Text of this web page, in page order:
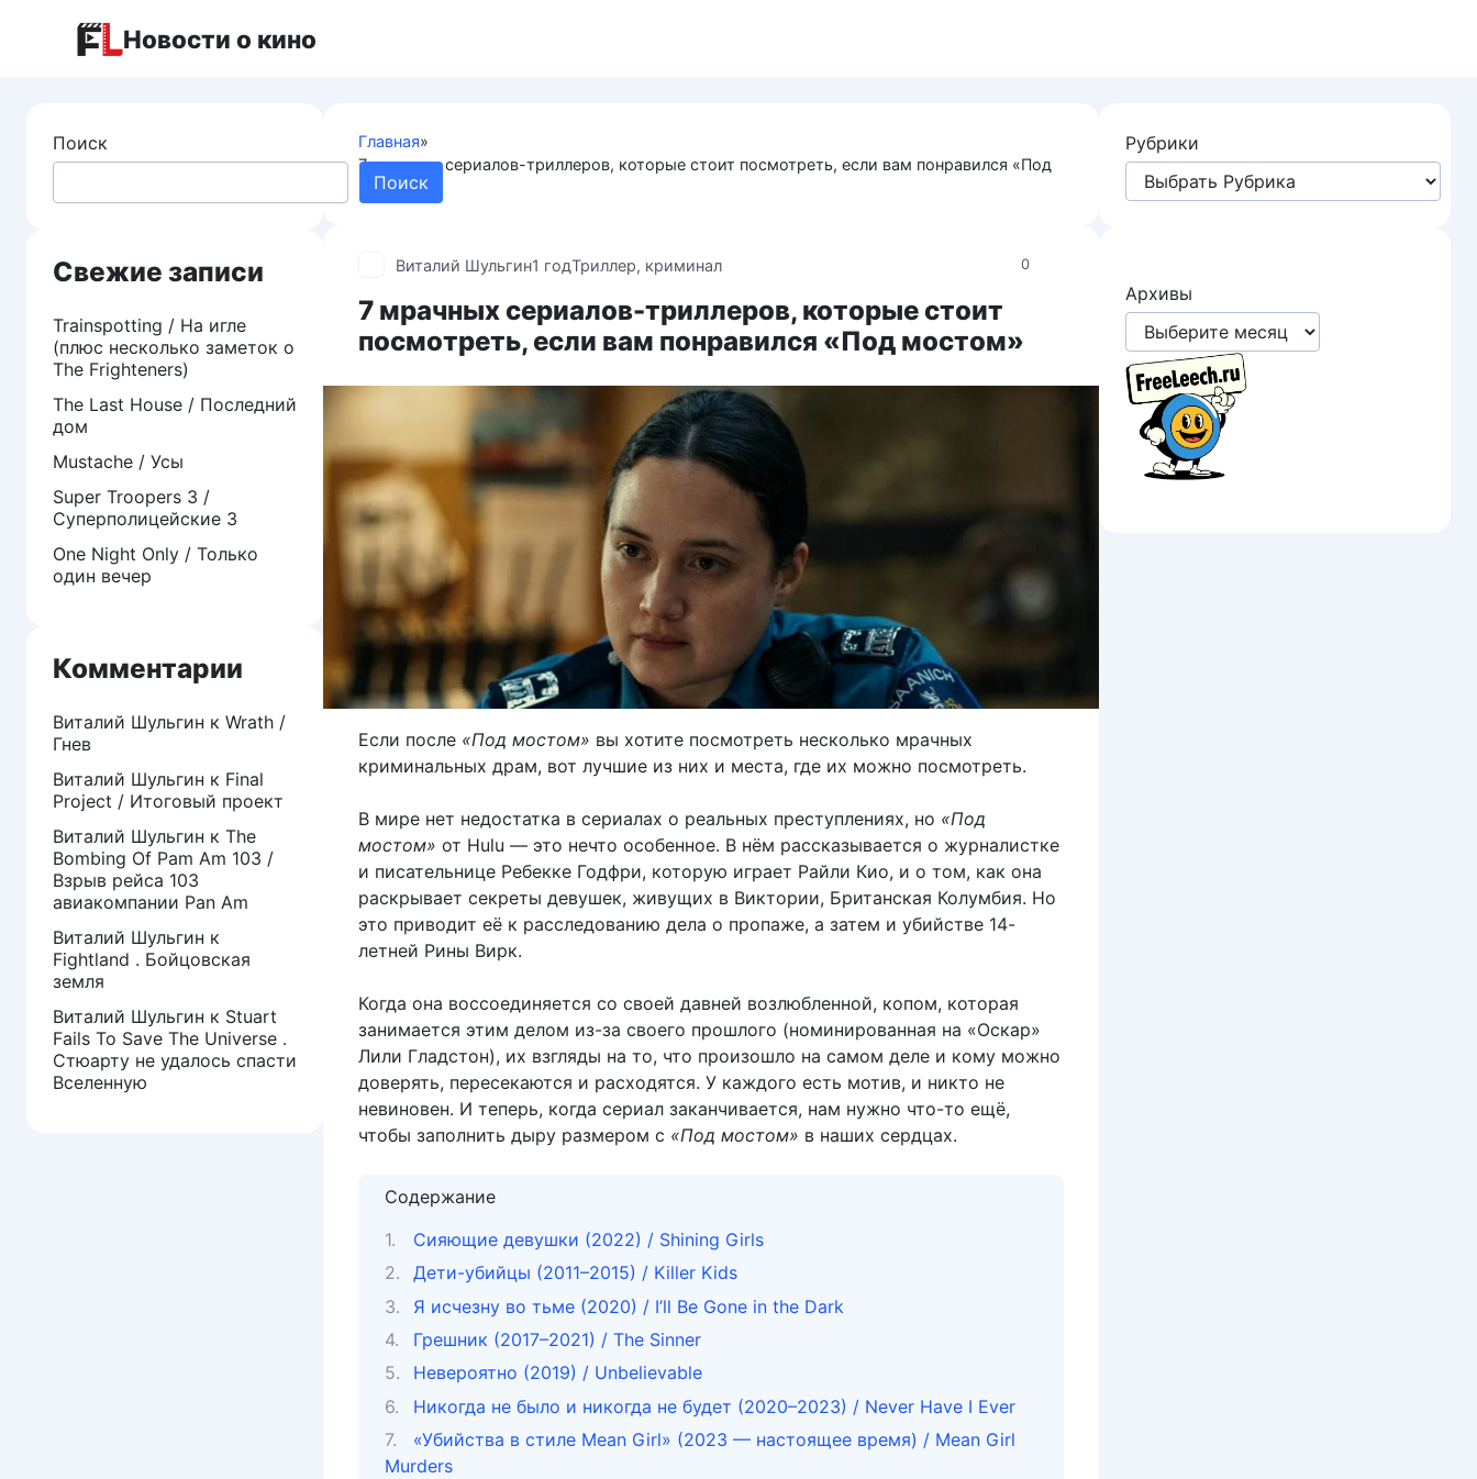
Новости о кино
Главная»
7 мрачных сериалов-триллеров, которые стоит посмотреть, если вам понравился «Под
мостом»
0
Виталий Шульгин1 годТриллер, криминал
7 мрачных сериалов-триллеров, которые стоит
посмотреть, если вам понравился «Под мостом»
Если после «Под мостом» вы хотите посмотреть несколько мрачных
криминальных драм, вот лучшие из них и места, где их можно посмотреть.
В мире нет недостатка в сериалах о реальных преступлениях, но «Под
мостом» от Hulu — это нечто особенное. В нём рассказывается о журналистке
и писательнице Ребекке Годфри, которую играет Райли Кио, и о том, как она
раскрывает секреты девушек, живущих в Виктории, Британская Колумбия. Но
это приводит её к расследованию дела о пропаже, а затем и убийстве 14-
летней Рины Вирк.
Когда она воссоединяется со своей давней возлюбленной, копом, которая
занимается этим делом из-за своего прошлого (номинированная на «Оскар»
Лили Гладстон), их взгляды на то, что произошло на самом деле и кому можно
доверять, пересекаются и расходятся. У каждого есть мотив, и никто не
невиновен. И теперь, когда сериал заканчивается, нам нужно что-то ещё,
чтобы заполнить дыру размером с «Под мостом» в наших сердцах.
Содержание
Сияющие девушки (2022) / Shining Girls
Дети-убийцы (2011–2015) / Killer Kids
Я исчезну во тьме (2020) / I’ll Be Gone in the Dark
Грешник (2017–2021) / The Sinner
Невероятно (2019) / Unbelievable
Никогда не было и никогда не будет (2020–2023) / Never Have I Ever
«Убийства в стиле Mean Girl» (2023 — настоящее время) / Mean Girl
Murders
Поиск
Поиск
Свежие записи
Trainspotting / На игле
(плюс несколько заметок о
The Frighteners)
The Last House / Последний
дом
Mustache / Усы
Super Troopers 3 /
Суперполицейские 3
One Night Only / Только
один вечер
Комментарии
Виталий Шульгин к Wrath /
Гнев
Виталий Шульгин к Final
Project / Итоговый проект
Виталий Шульгин к The
Bombing Of Pam Am 103 /
Взрыв рейса 103
авиакомпании Pan Am
Виталий Шульгин к
Fightland . Бойцовская
земля
Виталий Шульгин к Stuart
Fails To Save The Universe .
Стюарту не удалось спасти
Вселенную
Рубрики
Архивы